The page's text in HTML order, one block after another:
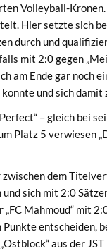
Volleyball-
Hier setzte sich
durch und
mit 2:0 gegen
am Ende gar noch
und sich
– gleich bei
Platz 5 verwiesen
dem
und sich mit 2:0
Mahmoud“ mit
entscheiden,
aus der